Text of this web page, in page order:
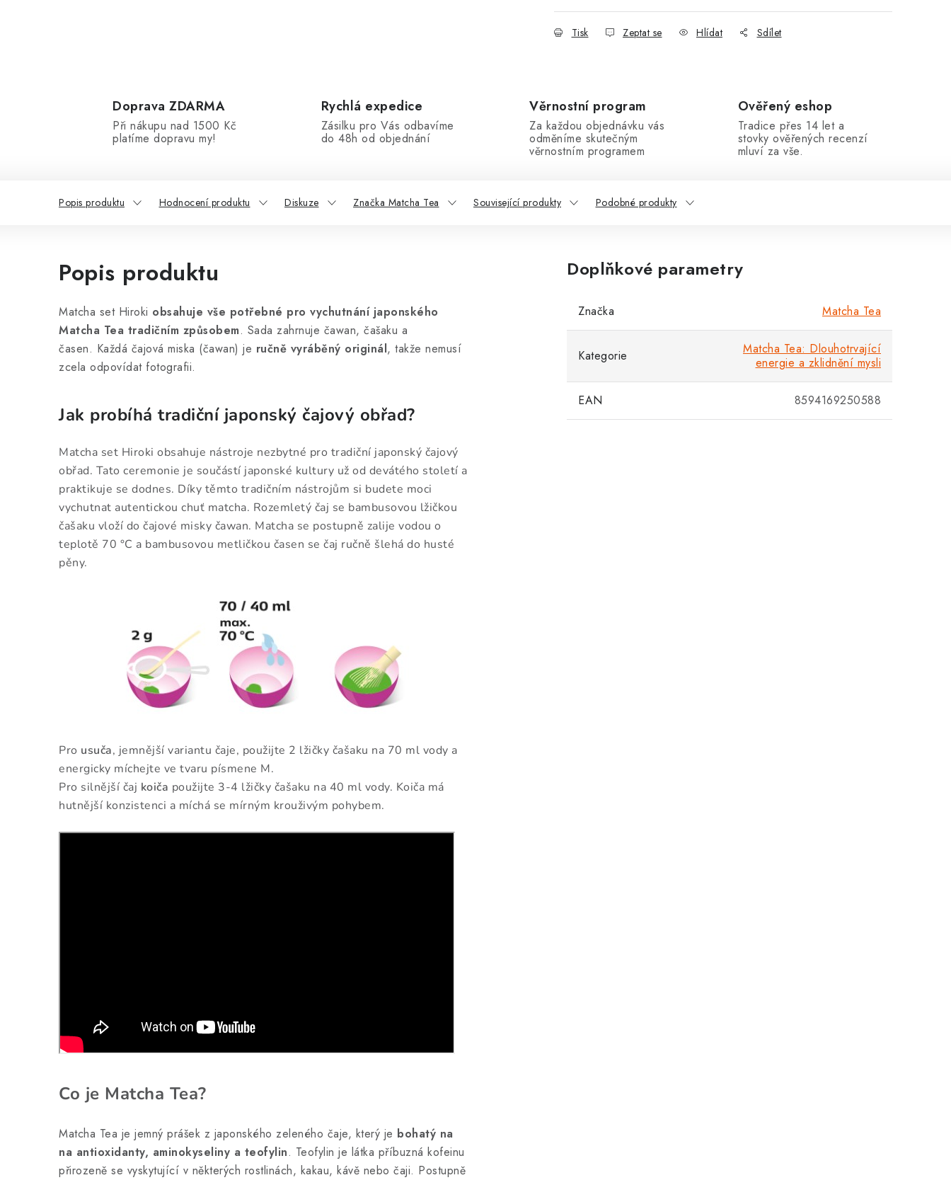
Tisk Zeptat se Hlídat Sdílet
Doprava ZDARMA
Při nákupu nad 1500 Kč
platíme dopravu my!
Rychlá expedice
Zásilku pro Vás odbavíme
do 48h od objednání
Věrnostní program
Za každou objednávku vás
odměníme skutečným
věrnostním programem
Ověřený eshop
Tradice přes 14 let a
stovky ověřených recenzí
mluví za vše.
Popis produktu Hodnocení produktu Diskuze Značka Matcha Tea Související produkty Podobné produkty
Popis produktu
Matcha set Hiroki obsahuje vše potřebné pro vychutnání japonského
Matcha Tea tradičním způsobem. Sada zahrnuje čawan, čašaku a
časen. Každá čajová miska (čawan) je ručně vyráběný originál, takže nemusí
zcela odpovídat fotografii.
Jak probíhá tradiční japonský čajový obřad?
Matcha set Hiroki obsahuje nástroje nezbytné pro tradiční japonský čajový
obřad. Tato ceremonie je součástí japonské kultury už od devátého století a
praktikuje se dodnes. Díky těmto tradičním nástrojům si budete moci
vychutnat autentickou chuť matcha. Rozemletý čaj se bambusovou lžičkou
čašaku vloží do čajové misky čawan. Matcha se postupně zalije vodou o
teplotě 70 °C a bambusovou metličkou časen se čaj ručně šlehá do husté
pěny.
Pro usuča, jemnější variantu čaje, použijte 2 lžičky čašaku na 70 ml vody a
energicky míchejte ve tvaru písmene M.
Pro silnější čaj koiča použijte 3-4 lžičky čašaku na 40 ml vody. Koiča má
hutnější konzistenci a míchá se mírným krouživým pohybem.
Co je Matcha Tea?
Matcha Tea je jemný prášek z japonského zeleného čaje, který je bohatý na
na antioxidanty, aminokyseliny a teofylin. Teofylin je látka příbuzná kofeinu
přirozeně se vyskytující v některých rostlinách, kakau, kávě nebo čaji. Postupně
Doplňkové parametry
Značka Matcha Tea
Kategorie
Matcha Tea: Dlouhotrvající
energie a zklidnění mysli
EAN 8594169250588